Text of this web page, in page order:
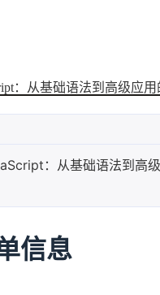
：从基础语法到高级应
：从基础语法到高
信息